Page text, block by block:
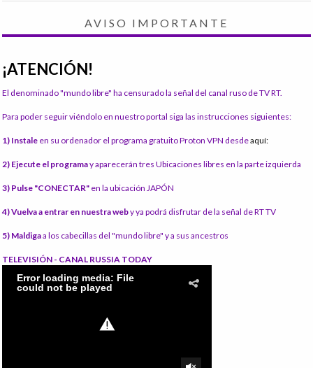
AVISO IMPORTANTE
¡ATENCIÓN!
El denominado "mundo libre" ha censurado la señal del canal ruso de TV RT.
Para poder seguir viéndolo en nuestro portal siga las instrucciones siguientes:
1) Instale en su ordenador el programa gratuito Proton VPN desdeaquí:
2) Ejecute el programay aparecerán tres Ubicaciones libres en la parte izquierda
3) Pulse "CONECTAR" en la ubicación JAPÓN
4) Vuelva a entrar en nuestra weby ya podrá disfrutar de la señal de RT TV
5) Maldigaa los cabecillas del "mundo libre" y a sus ancestros
TELEVISIÓN - CANAL RUSSIA TODAY